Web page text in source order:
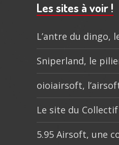
subsidiaire
Les sites à voir !
L’antre du dingo,
Sniperland, le
oioiairsoft,
Le site du
5.95 Airsoft, une